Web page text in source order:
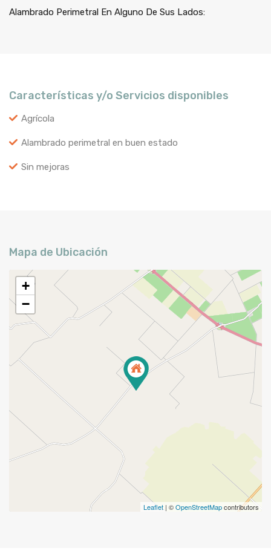
Alambrado Perimetral En Alguno De Sus Lados:
Características y/o Servicios disponibles
Agrícola
Alambrado perimetral en buen estado
Sin mejoras
Mapa de Ubicación
+
−
Leaflet | ©OpenStreetMapcontributors